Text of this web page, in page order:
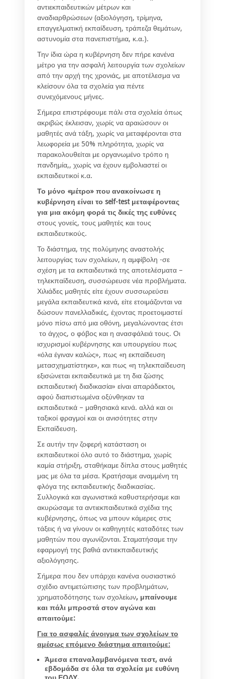
αντιεκπαιδευτικών μέτρων και
αναδιαρθρώσεων (αξιολόγηση, τρίμηνα,
επαγγελματική εκπαίδευση, τράπεζα θεμάτων,
αστυνομία στα πανεπιστήμια, κ.α.).
Την ίδια ώρα η κυβέρνηση δεν πήρε κανένα
μέτρο για την ασφαλή λειτουργία των σχολείων
από την αρχή της χρονιάς, με αποτέλεσμα να
κλείσουν όλα τα σχολεία για πέντε
συνεχόμενους μήνες.
Σήμερα επιστρέφουμε πάλι στα σχολεία όπως
ακριβώς έκλεισαν, χωρίς να αραιώσουν οι
μαθητές ανά τάξη, χωρίς να μεταφέρονται στα
λεωφορεία με 50% πληρότητα, χωρίς να
παρακολουθείται με οργανωμένο τρόπο η
πανδημία,, χωρίς να έχουν εμβολιαστεί οι
εκπαιδευτικοί κ.α.
Το μόνο «μέτρο» που ανακοίνωσε η
κυβέρνηση είναι το self-test μεταφέροντας
για μια ακόμη φορά τις δικές της ευθύνες
στους γονείς, τους μαθητές και τους
εκπαιδευτικούς.
Το διάστημα, της πολύμηνης αναστολής
λειτουργίας των σχολείων, η αμφίβολη -σε
σχέση με τα εκπαιδευτικά της αποτελέσματα –
τηλεκπαίδευση, συσσώρευσε νέα προβλήματα.
Χιλιάδες μαθητές είτε έχουν συσσωρεύσει
μεγάλα εκπαιδευτικά κενά, είτε ετοιμάζονται να
δώσουν πανελλαδικές, έχοντας προετοιμαστεί
μόνο πίσω από μια οθόνη, μεγαλώνοντας έτσι
το άγχος, ο φόβος και η ανασφάλειά τους. Οι
ισχυρισμοί κυβέρνησης και υπουργείου πως
«όλα έγιναν καλώς», πως «η εκπαίδευση
μετασχηματίστηκε», και πως «η τηλεκπαίδευση
εξισώνεται εκπαιδευτικά με τη δια ζώσης
εκπαιδευτική διαδικασία» είναι απαράδεκτοι,
αφού διαπιστωμένα οξύνθηκαν τα
εκπαιδευτικά – μαθησιακά κενά. αλλά και οι
ταξικοί φραγμοί και οι ανισότητες στην
Εκπαίδευση.
Σε αυτήν την ζοφερή κατάσταση οι
εκπαιδευτικοί όλο αυτό το διάστημα, χωρίς
καμία στήριξη, σταθήκαμε δίπλα στους μαθητές
μας με όλα τα μέσα. Κρατήσαμε αναμμένη τη
φλόγα της εκπαιδευτικής διαδικασίας.
Συλλογικά και αγωνιστικά καθυστερήσαμε και
ακυρώσαμε τα αντιεκπαιδευτικά σχέδια της
κυβέρνησης, όπως να μπουν κάμερες στις
τάξεις ή να γίνουν οι καθηγητές καταδότες των
μαθητών που αγωνίζονται. Σταματήσαμε την
εφαρμογή της βαθιά αντιεκπαιδευτικής
αξιολόγησης.
Σήμερα που δεν υπάρχει κανένα ουσιαστικό
σχέδιο αντιμετώπισης των προβλημάτων,
χρηματοδότησης των σχολείων, μπαίνουμε
και πάλι μπροστά στον αγώνα και
απαιτούμε:
Για το ασφαλές άνοιγμα των σχολείων το
αμέσως επόμενο διάστημα απαιτούμε:
Άμεσα επαναλαμβανόμενα τεστ, ανά
εβδομάδα σε όλα τα σχολεία με ευθύνη